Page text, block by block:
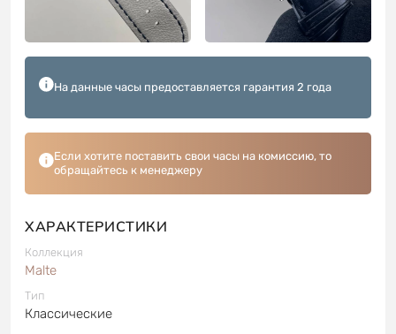
На данные часы предоставляется гарантия 2 года
Если хотите поставить свои часы на комиссию, то
обращайтесь к менеджеру
ХАРАКТЕРИСТИКИ
Коллекция
Malte
Тип
Классические